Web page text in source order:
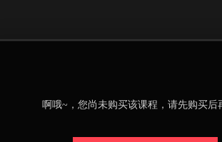
啊哦~，您尚未购买该课程，请先购买后